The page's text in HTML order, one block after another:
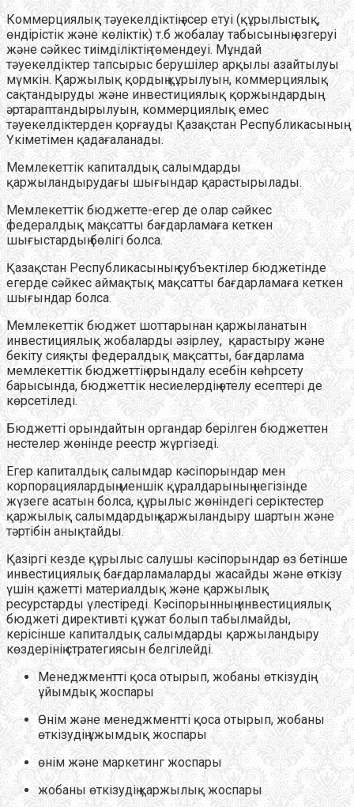
Коммерциялық тәуекелдіктің әсер етуі (құрылыстық,
өндірістік және көліктік) т.б жобалау табысының өзгеруі
және сәйкес тиімділіктің төмендеуі. Мұндай
тәуекелдіктер тапсырыс берушілер арқылы азайтылуы
мүмкін. Қаржылық қордың құрылуын, коммерциялық
сақтандыруды және инвестициялық қоржындардың
әртараптандырылуын, коммерциялық емес
тәуекелдіктерден қорғауды Қазақстан Республикасының
Үкіметімен қадағаланады.
Мемлекеттік капиталдық салымдарды
қаржыландырудағы шығындар қарастырылады.
Мемлекеттік бюджетте-егер де олар сәйкес
федералдық мақсатты бағдарламаға кеткен
шығыстардың бөлігі болса.
Қазақстан Республикасының субъектілер бюджетінде
егерде сәйкес аймақтық мақсатты бағдарламаға кеткен
шығындар болса.
Мемлекеттік бюджет шоттарынан қаржыланатын
инвестициялық жобаларды әзірлеу, қарастыру және
бекіту сияқты федералдық мақсатты, бағдарлама
мемлекеттік бюджеттің орындалу есебін көһрсету
барысында, бюджеттік несиелердің өтелу есептері де
көрсетіледі.
Бюджетті орындайтын органдар берілген бюджеттен
нестелер жөнінде реестр жүргізеді.
Егер капиталдық салымдар кәсіпорындар мен
корпорациялардың меншік құралдарының негізінде
жүзеге асатын болса, құрылыс жөніндегі серіктестер
қаржылық салымдардың қаржыландыру шартын және
тәртібін анықтайды.
Қазіргі кезде құрылыс салушы кәсіпорындар өз бетінше
инвестициялық бағдарламаларды жасайды және өткізу
үшін қажетті материалдық және қаржылық
ресурстарды үлестіреді. Кәсіпорынның инвестициялық
бюджеті директивті құжат болып табылмайды,
керісінше капиталдық салымдарды қаржыландыру
көздерінің стратегиясын белгілейді.
Менеджментті қоса отырып, жобаны өткізудің
ұйымдық жоспары
Өнім және менеджментті қоса отырып, жобаны
өткізудің ұжымдық жоспары
өнім және маркетинг жоспары
жобаны өткізудің қаржылық жоспары